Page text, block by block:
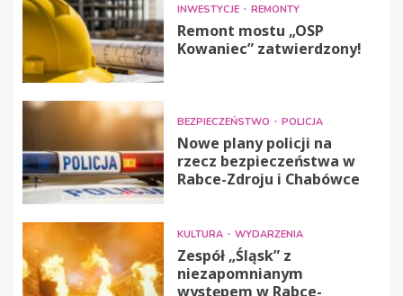
INWESTYCJE REMONTY
Remont mostu „OSP
Kowaniec” zatwierdzony!
BEZPIECZEŃSTWO POLICJA
Nowe plany policji na
rzecz bezpieczeństwa w
Rabce-Zdroju i Chabówce
KULTURA WYDARZENIA
Zespół „Śląsk” z
niezapomnianym
występem w Rabce-